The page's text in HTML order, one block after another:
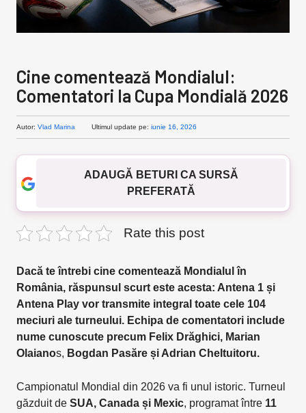
Cine comentează Mondialul:
Comentatori la Cupa Mondială 2026
Autor: Vlad Marina Ultimul update pe: iunie 16, 2026
ADAUGĂ BETURI CA SURSĂ
PREFERATĂ
Rate this post
Dacă te întrebi cine comentează Mondialul în
România, răspunsul scurt este acesta: Antena 1 și
Antena Play vor transmite integral toate cele 104
meciuri ale turneului. Echipa de comentatori include
nume cunoscute precum Felix Drăghici, Marian
Olaianos, Bogdan Pasăre și Adrian Cheltuitoru.
Campionatul Mondial din 2026 va fi unul istoric. Turneul
găzduit de SUA, Canada și Mexic, programat între 11